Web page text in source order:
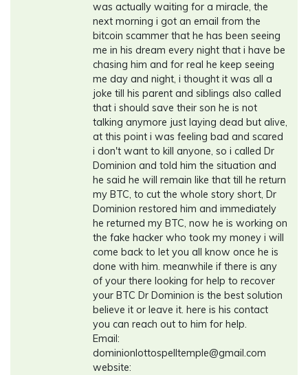
was actually waiting for a miracle, the
next morning i got an email from the
bitcoin scammer that he has been seeing
me in his dream every night that i have be
chasing him and for real he keep seeing
me day and night, i thought it was all a
joke till his parent and siblings also called
that i should save their son he is not
talking anymore just laying dead but alive,
at this point i was feeling bad and scared
i don't want to kill anyone, so i called Dr
Dominion and told him the situation and
he said he will remain like that till he return
my BTC, to cut the whole story short, Dr
Dominion restored him and immediately
he returned my BTC, now he is working on
the fake hacker who took my money i will
come back to let you all know once he is
done with him. meanwhile if there is any
of your there looking for help to recover
your BTC Dr Dominion is the best solution
believe it or leave it. here is his contact
you can reach out to him for help.
Email:
dominionlottospelltemple@gmail.com
website: